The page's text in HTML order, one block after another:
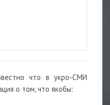
что в укро-СМИ
о том, что якобы: